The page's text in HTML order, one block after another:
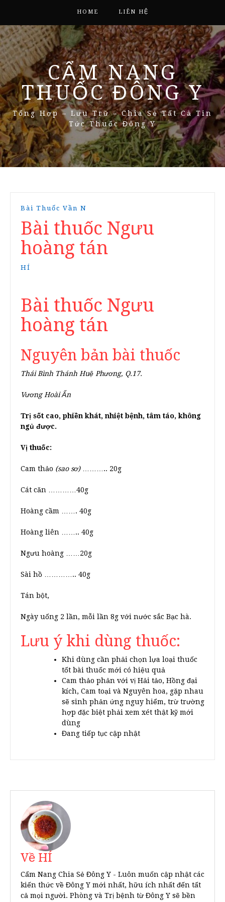
HOME LIÊN HỆ
CẨM NANG
THUỐC ĐÔNG Y
Tổng Hợp – Lưu Trữ – Chia Sẻ Tất Cả Tin
Tức Thuốc Đông Y
Bài Thuốc Vần N
Bài thuốc Ngưu
hoàng tán
HÍ
Bài thuốc Ngưu
hoàng tán
Nguyên bản bài thuốc
Thái Bình Thánh Huệ Phương, Q.17.
Vương Hoài Ẩn
Trị sốt cao, phiền khát, nhiệt bệnh, tâm táo, không
ngủ được.
Vị thuốc:
Cam thảo (sao sơ)……….. 20g
Cát căn …………40g
Hoàng cầm ……. 40g
Hoàng liên …….. 40g
Ngưu hoàng ……20g
Sài hồ ………….. 40g
Tán bột,
Ngày uống 2 lần, mỗi lần 8g với nước sắc Bạc hà.
Lưu ý khi dùng thuốc:
Khi dùng cần phải chọn lựa loại thuốc
tốt bài thuốc mới có hiệu quả
Cam thảo phản với vị Hải tảo, Hồng đại
kích, Cam toại và Nguyên hoa, gặp nhau
sẽ sinh phản ứng nguy hiểm, trừ trường
hợp đặc biệt phải xem xét thật kỹ mới
dùng
Đang tiếp tục cập nhật
Về HÍ
Cẩm Nang Chia Sẻ Đông Y - Luôn muốn cập nhật các
kiến thức về Đông Y mới nhất, hữu ích nhất đến tất
cả mọi người. Phòng và Trị bệnh từ Đông Y sẽ bền